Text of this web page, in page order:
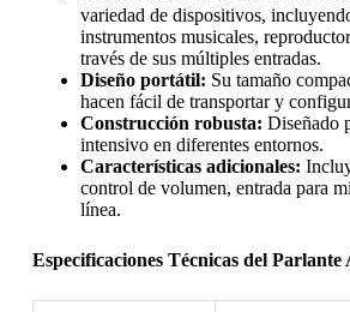
variedad de dispositivos,
instrumentos musicales,
través de sus múltiples entradas.
Diseño portátil: Su tamaño
hacen fácil de transportar y
Construcción robusta: Diseñado
intensivo en diferentes entornos.
Características adicionales:
control de volumen, entrada para
línea.
Especificaciones Técnicas del Parlante